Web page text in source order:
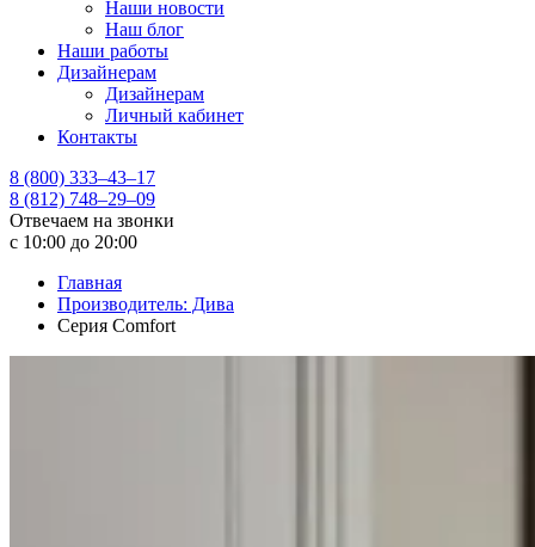
Наши новости
Наш блог
Наши работы
Дизайнерам
Дизайнерам
Личный кабинет
Контакты
8 (800) 333–43–17
8 (812) 748–29–09
Отвечаем на звонки
с 10:00 до 20:00
Главная
Производитель: Дива
Серия Comfort